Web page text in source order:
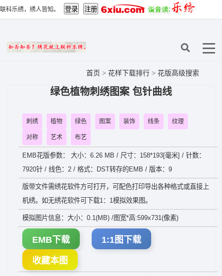
联科乐绣，绣人皆知。
首页 > 花样下载排行 > 花版高级搜索
绿色植物刺绣图案 包针曲线
刺绣 植物 绿色 图案 装饰 线条 纹理
对称 艺术 布艺
EMB花版参数： 大小：6.26 MB / 尺寸：158*193[毫米] / 针数：
7920针 / 线色：2 / 格式：DST转存的EMB / 版本：9
版带文件需绣花软件方可打开，可配色打印导出各种格式或直接上
机绣。如无绣花软件可下载1：1模拟效果图。
模拟图片信息：大小：0.1(MB) /图宽*高:599x731(像素)
EMB下载 1:1图下载
收藏本图